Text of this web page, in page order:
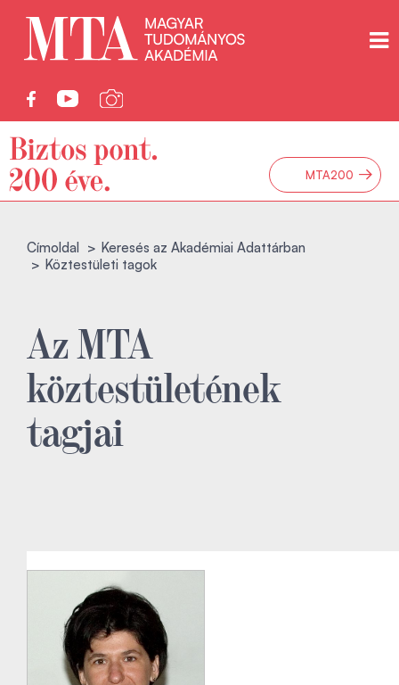
MTA200 →
Címoldal
Keresés az Akadémiai Adattárban
Köztestületi tagok
Az MTA
köztestületének
tagjai